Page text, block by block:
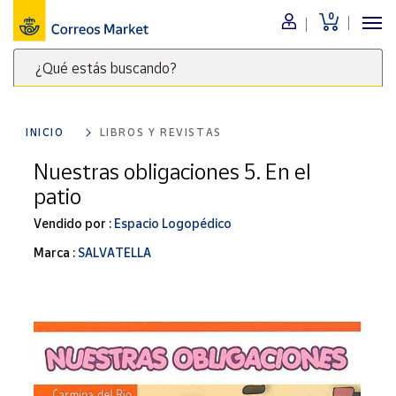
0
¿Qué estás buscando?
clave
para
buscar
productos
Correos
Menú
Nuestro
catálogo
Alimentación
Bebidas
Ocio y cultura
Juguetes y
Merchandising
y regalos
Tienda de
INICIO LIBROS Y REVISTAS
Nuestras obligaciones 5. En el
patio
Vendido por : Espacio Logopédico
Marca : SALVATELLA